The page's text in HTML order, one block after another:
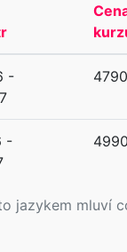
jazykem mluví
-
-